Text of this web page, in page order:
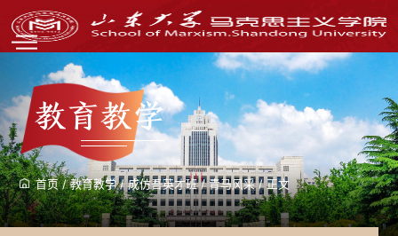
教育教学
首页/教育教学/成仿吾英才班/ 青马风采/正文